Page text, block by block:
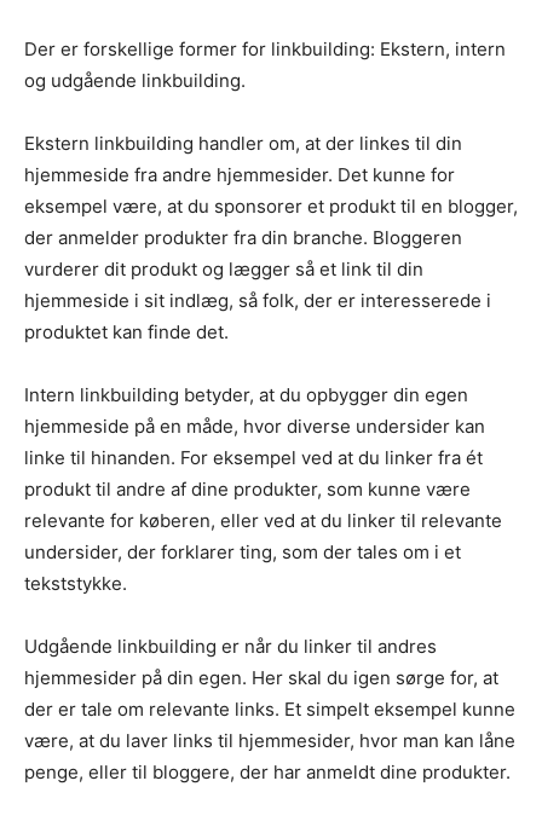
Der er forskellige former for linkbuilding: Ekstern, intern
og udgående linkbuilding.
Ekstern linkbuilding handler om, at der linkes til din
hjemmeside fra andre hjemmesider. Det kunne for
eksempel være, at du sponsorer et produkt til en blogger,
der anmelder produkter fra din branche. Bloggeren
vurderer dit produkt og lægger så et link til din
hjemmeside i sit indlæg, så folk, der er interesserede i
produktet kan finde det.
Intern linkbuilding betyder, at du opbygger din egen
hjemmeside på en måde, hvor diverse undersider kan
linke til hinanden. For eksempel ved at du linker fra ét
produkt til andre af dine produkter, som kunne være
relevante for køberen, eller ved at du linker til relevante
undersider, der forklarer ting, som der tales om i et
tekststykke.
Udgående linkbuilding er når du linker til andres
hjemmesider på din egen. Her skal du igen sørge for, at
der er tale om relevante links. Et simpelt eksempel kunne
være, at du laver links til hjemmesider, hvor man kan låne
penge, eller til bloggere, der har anmeldt dine produkter.